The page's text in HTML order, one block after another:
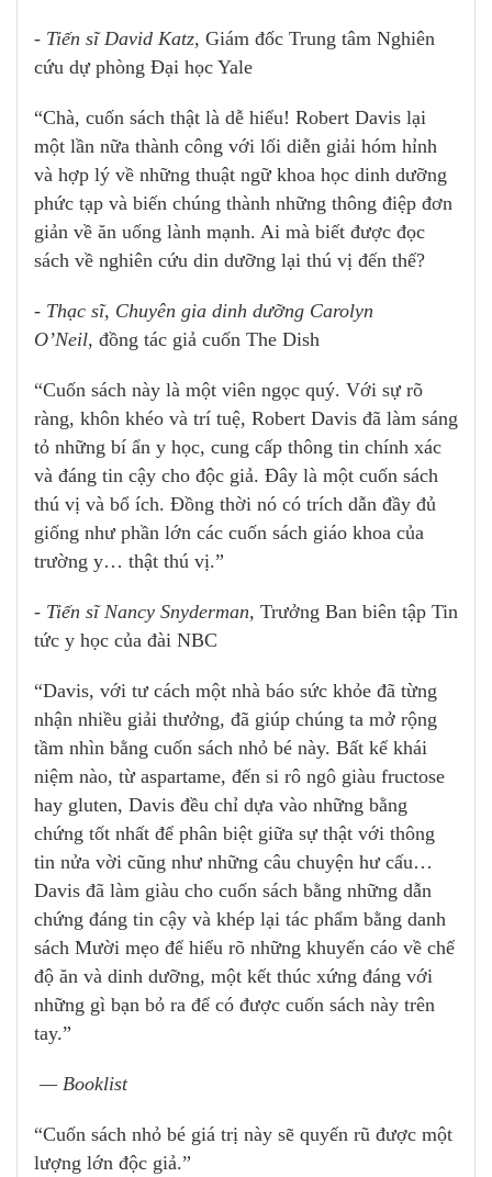
- Tiến sĩ David Katz, Giám đốc Trung tâm Nghiên
cứu dự phòng Đại học Yale
“Chà, cuốn sách thật là dễ hiểu! Robert Davis lại
một lần nữa thành công với lối diễn giải hóm hỉnh
và hợp lý về những thuật ngữ khoa học dinh dưỡng
phức tạp và biến chúng thành những thông điệp đơn
giản về ăn uống lành mạnh. Ai mà biết được đọc
sách về nghiên cứu din dưỡng lại thú vị đến thế?
- Thạc sĩ, Chuyên gia dinh dưỡng Carolyn
O’Neil, đồng tác giả cuốn The Dish
“Cuốn sách này là một viên ngọc quý. Với sự rõ
ràng, khôn khéo và trí tuệ, Robert Davis đã làm sáng
tỏ những bí ẩn y học, cung cấp thông tin chính xác
và đáng tin cậy cho độc giả. Đây là một cuốn sách
thú vị và bổ ích. Đồng thời nó có trích dẫn đầy đủ
giống như phần lớn các cuốn sách giáo khoa của
trường y… thật thú vị.”
- Tiến sĩ Nancy Snyderman, Trưởng Ban biên tập Tin
tức y học của đài NBC
“Davis, với tư cách một nhà báo sức khỏe đã từng
nhận nhiều giải thưởng, đã giúp chúng ta mở rộng
tầm nhìn bằng cuốn sách nhỏ bé này. Bất kể khái
niệm nào, từ aspartame, đến si rô ngô giàu fructose
hay gluten, Davis đều chỉ dựa vào những bằng
chứng tốt nhất để phân biệt giữa sự thật với thông
tin nửa vời cũng như những câu chuyện hư cấu…
Davis đã làm giàu cho cuốn sách bằng những dẫn
chứng đáng tin cậy và khép lại tác phẩm bằng danh
sách Mười mẹo để hiểu rõ những khuyến cáo về chế
độ ăn và dinh dưỡng, một kết thúc xứng đáng với
những gì bạn bỏ ra để có được cuốn sách này trên
tay.”
— Booklist
“Cuốn sách nhỏ bé giá trị này sẽ quyến rũ được một
lượng lớn độc giả.”